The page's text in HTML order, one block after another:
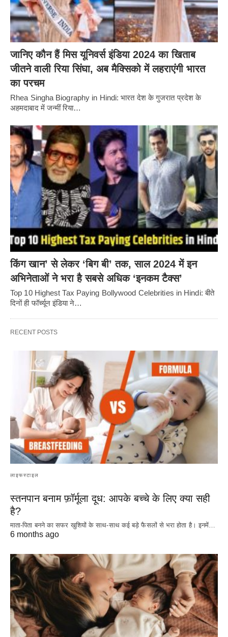
जानिए कौन हैं मिस यूनिवर्स इंडिया 2024 का खिताब
जीतने वाली रिया सिंघा, अब मैक्सिको में लहराएंगी भारत
का परचम
Rhea Singha Biography in Hindi: भारत देश के गुजरात प्रदेश के
अहमदाबाद में जन्मीं रिया…
किंग खान’ से लेकर ‘बिग बी’ तक, साल 2024 में इन
अभिनेताओं ने भरा है सबसे अधिक ‘इनकम टैक्स’
Top 10 Highest Tax Paying Bollywood Celebrities in Hindi: बीते
दिनों ही फॉर्च्यून इंडिया ने…
RECENT POSTS
लाइफस्टाइल
स्तनपान बनाम फ़ॉर्मूला दूध: आपके बच्चे के लिए क्या सही
है?
माता-पिता बनने का सफर खुशियों के साथ-साथ कई बड़े फैसलों से भरा होता है। इनमें…
6 months ago